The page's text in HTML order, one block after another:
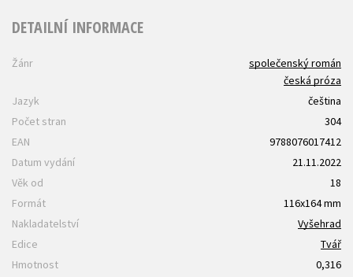
DETAILNÍ INFORMACE
Žánr
společenský román
česká próza
Jazyk
čeština
Počet stran
304
EAN
9788076017412
Datum vydání
21.11.2022
Věk od
18
Formát
116x164 mm
Nakladatelství
Vyšehrad
Edice
Tvář
Hmotnost
0,316